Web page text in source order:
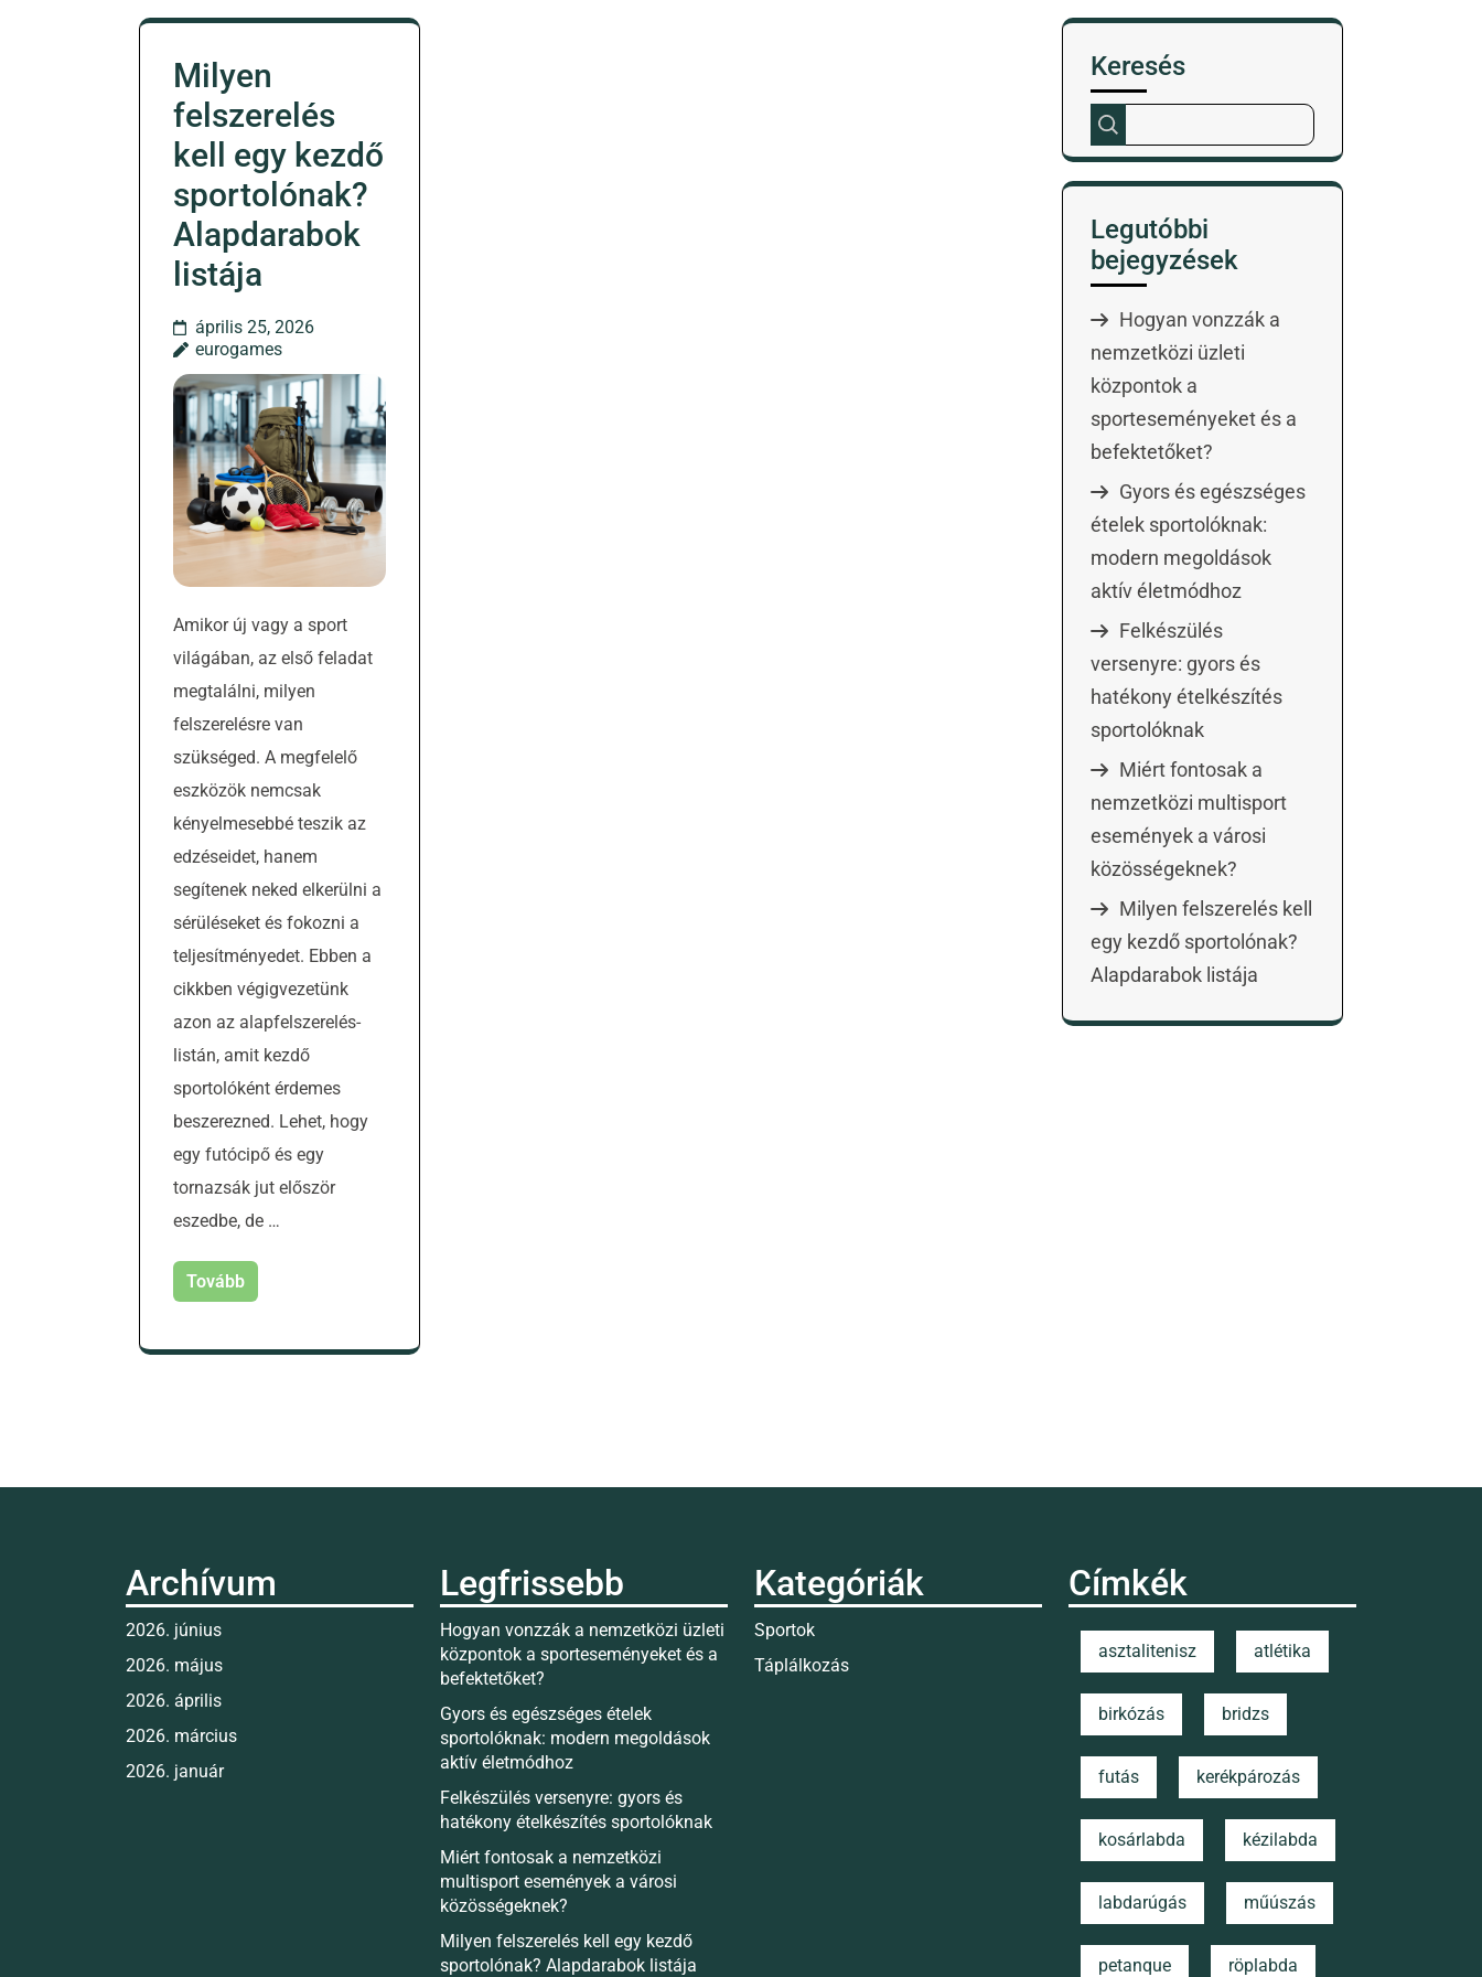
Milyen
felszerelés
kell egy kezdő
sportolónak?
Alapdarabok
listája
április 25, 2026
eurogames
Amikor új vagy a sport
világában, az első feladat
megtalálni, milyen
felszerelésre van
szükséged. A megfelelő
eszközök nemcsak
kényelmesebbé teszik az
edzéseidet, hanem
segítenek neked elkerülni a
sérüléseket és fokozni a
teljesítményedet. Ebben a
cikkben végigvezetünk
azon az alapfelszerelés-
listán, amit kezdő
sportolóként érdemes
beszerezned. Lehet, hogy
egy futócipő és egy
tornazsák jut először
eszedbe, de …
Tovább
Keresés
Legutóbbi
bejegyzések
Hogyan vonzzák a
nemzetközi üzleti
központok a
sporteseményeket és a
befektetőket?
Gyors és egészséges
ételek sportolóknak:
modern megoldások
aktív életmódhoz
Felkészülés
versenyre: gyors és
hatékony ételkészítés
sportolóknak
Miért fontosak a
nemzetközi multisport
események a városi
közösségeknek?
Milyen felszerelés kell
egy kezdő sportolónak?
Alapdarabok listája
Archívum
2026. június
2026. május
2026. április
2026. március
2026. január
Legfrissebb
Hogyan vonzzák a nemzetközi üzleti
központok a sporteseményeket és a
befektetőket?
Gyors és egészséges ételek
sportolóknak: modern megoldások
aktív életmódhoz
Felkészülés versenyre: gyors és
hatékony ételkészítés sportolóknak
Miért fontosak a nemzetközi
multisport események a városi
közösségeknek?
Milyen felszerelés kell egy kezdő
sportolónak? Alapdarabok listája
Kategóriák
Sportok
Táplálkozás
Címkék
asztalitenisz atlétika
birkózás bridzs
futás kerékpározás
kosárlabda kézilabda
labdarúgás műúszás
petanque röplabda